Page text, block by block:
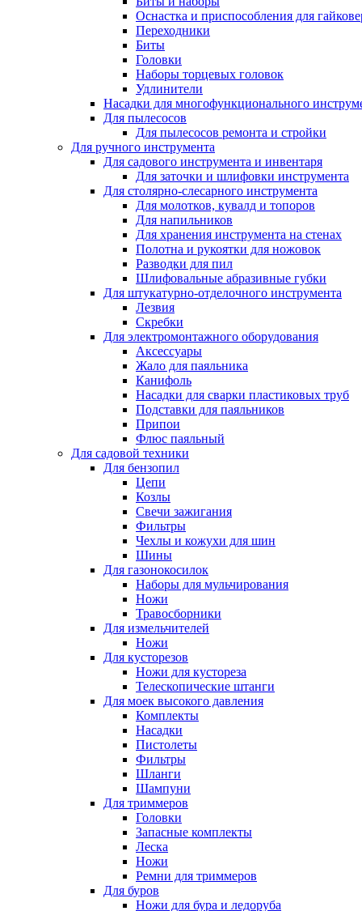
Оснастка и приспособления для
Переходники
Биты
Головки
Наборы торцевых головок
Удлинители
Насадки для многофункционального
Для пылесосов
Для пылесосов ремонта и стройки
Для ручного инструмента
Для садового инструмента и инвентаря
Для заточки и шлифовки инструмента
Для столярно-слесарного инструмента
Для молотков, кувалд и топоров
Для напильников
Для хранения инструмента на стенах
Полотна и рукоятки для ножовок
Разводки для пил
Шлифовальные абразивные губки
Для штукатурно-отделочного инструмента
Лезвия
Скребки
Для электромонтажного оборудования
Аксессуары
Жало для паяльника
Канифоль
Насадки для сварки пластиковых труб
Подставки для паяльников
Припои
Флюс паяльный
Для садовой техники
Для бензопил
Цепи
Козлы
Свечи зажигания
Фильтры
Чехлы и кожухи для шин
Шины
Для газонокосилок
Наборы для мульчирования
Ножи
Травосборники
Для измельчителей
Ножи
Для кусторезов
Ножи для кустореза
Телескопические штанги
Для моек высокого давления
Комплекты
Насадки
Пистолеты
Фильтры
Шланги
Шампуни
Для триммеров
Головки
Запасные комплекты
Леска
Ножи
Ремни для триммеров
Для буров
Ножи для бура и ледоруба